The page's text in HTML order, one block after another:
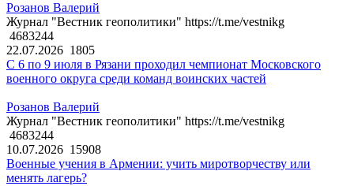
Розанов Валерий
Журнал "Вестник геополитики" https://t.me/vestnikg
4683244
22.07.2026 1805
С 6 по 9 июля в Рязани проходил чемпионат Московского
военного округа среди команд воинских частей
Розанов Валерий
Журнал "Вестник геополитики" https://t.me/vestnikg
4683244
10.07.2026 15908
Военные учения в Армении: учить миротворчеству или
менять лагерь?